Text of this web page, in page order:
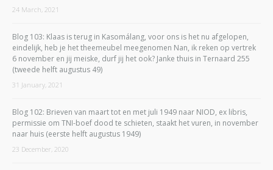
24 March, 2021
Blog 103: Klaas is terug in Kasomálang, voor ons is het nu afgelopen,
eindelijk, heb je het theemeubel meegenomen Nan, ik reken op vertrek
6 november en jij meiske, durf jij het ook? Janke thuis in Ternaard 255
(tweede helft augustus 49)
31 January, 2021
Blog 102: Brieven van maart tot en met juli 1949 naar NIOD, ex libris,
permissie om TNI-boef dood te schieten, staakt het vuren, in november
naar huis (eerste helft augustus 1949)
23 December, 2020